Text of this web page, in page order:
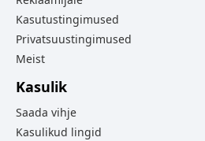
Kasutustingimused
Privatsuustingimused
Meist
Kasulik
Saada vihje
Kasulikud lingid